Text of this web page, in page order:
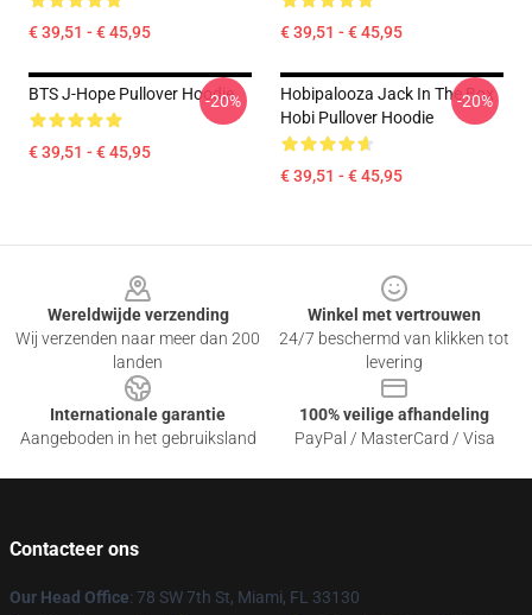
€ 39,51 - € 45,95 € 39,51 - € 45,95
BTS J-Hope Pullover Hoodie
€ 39,51 - € 45,95
-20%
Hobipalooza Jack In The Box
Hobi Pullover Hoodie
€ 39,51 - € 45,95
-20%
Wereldwijde verzending
Wij verzenden naar meer dan 200
landen
Winkel met vertrouwen
24/7 beschermd van klikken tot
levering
Internationale garantie
Aangeboden in het gebruiksland
100% veilige afhandeling
PayPal / MasterCard / Visa
Contacteer ons
Our Head Office: 78 SW 7th St, Miami, FL 33130